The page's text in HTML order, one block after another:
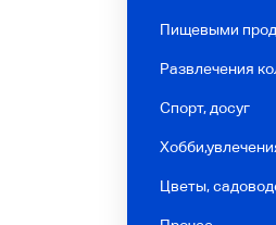
Пищевыми
Развлечения
Спорт, досуг
Цветы,